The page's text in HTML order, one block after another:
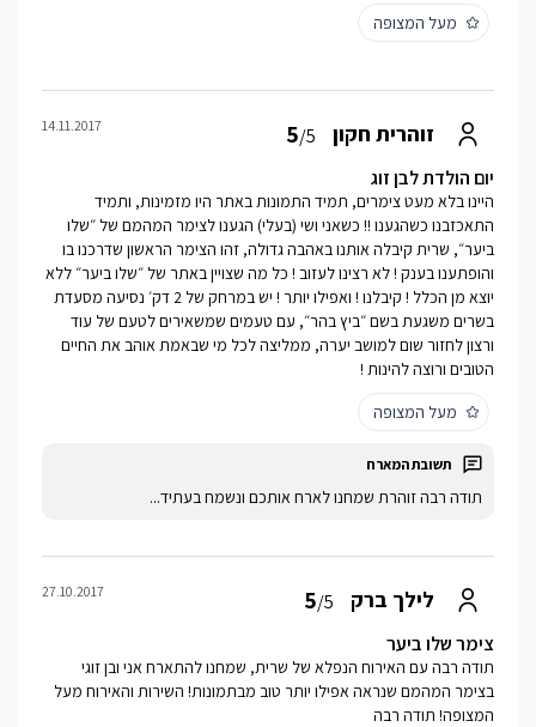
מעל המצופה
זוהרית חקון 5/5
14.11.2017
יום הולדת לבן זוג
היינו בלא מעט צימרים, תמיד התמונות באתר היו מזמינות, ותמיד
התאכזבנו כשהגענו !! כשאני ושי (בעלי) הגענו לצימר המהמם של ״שלו
ביער״, שרית קיבלה אותנו באהבה גדולה, זהו הצימר הראשון שדרכנו בו
והופתענו בענק ! לא רצינו לעזוב ! כל מה שצויין באתר של ״שלו ביער״ ללא
יוצא מן הכלל ! קיבלנו ! ואפילו יותר ! יש במרחק של 2 דק׳ נסיעה מסעדת
בשרים משגעת בשם ״ביץ בהר״, עם טעמים שמשאירים לטעם של עוד
ורצון לחזור שום למושב יערה, ממליצה לכל מי שבאמת אוהב את החיים
הטובים ורוצה להינות !
מעל המצופה
תודה רבה זוהרת שמחנו לארח אותכם ונשמח בעתיד...
לילך ברק 5/5
27.10.2017
צימר שלו ביער
תודה רבה עם האירוח הנפלא של שרית, שמחנו להתארח אני ובן זוגי
בצימר המהמם שנראה אפילו יותר טוב מבתמונות! השירות והאירוח מעל
המצופה! תודה רבה